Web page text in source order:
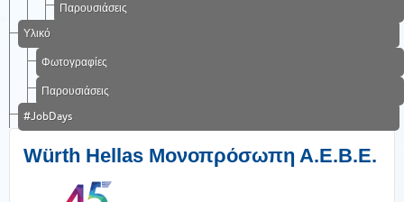
Παρουσιάσεις
Υλικό
Φωτογραφίες
Παρουσιάσεις
#JobDays
Würth Hellas Μονοπρόσωπη Α.Ε.Β.Ε.